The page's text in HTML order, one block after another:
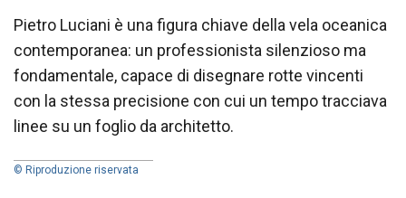
Pietro Luciani è una figura chiave della vela oceanica
contemporanea: un professionista silenzioso ma
fondamentale, capace di disegnare rotte vincenti
con la stessa precisione con cui un tempo tracciava
linee su un foglio da architetto.
© Riproduzione riservata